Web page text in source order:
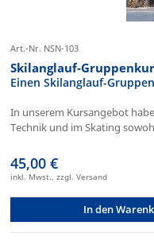
Art.-Nr. NSN-103
Skilanglauf-
Einen Skilanglauf-
In unserem Kursangebot
Technik und im Skating
45,00 €
inkl. Mwst., zzgl. Versand
In den